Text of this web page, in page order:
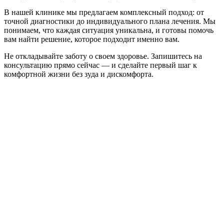
В нашей клинике мы предлагаем комплексный подход: от
точной диагностики до индивидуального плана лечения. Мы
понимаем, что каждая ситуация уникальна, и готовы помочь
вам найти решение, которое подходит именно вам.
Не откладывайте заботу о своем здоровье. Запишитесь на
консультацию прямо сейчас — и сделайте первый шаг к
комфортной жизни без зуда и дискомфорта.